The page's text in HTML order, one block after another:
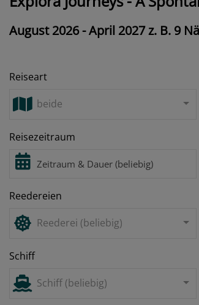
August 2026 - April 2027 z. B. 9
Reiseart
beide
Reisezeitraum
Reedereien
Reederei (beliebig)
Schiff
Schiff (beliebig)